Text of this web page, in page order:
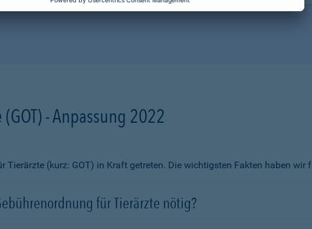
- Anpassung 2022
Tierärzte (kurz: GOT) in Kraft getreten. Die wichtigsten Fakten haben wir
für Tierärzte nötig?